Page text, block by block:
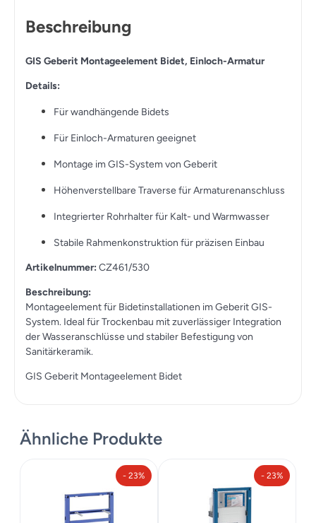
Beschreibung
GIS Geberit Montageelement Bidet, Einloch-Armatur
Details:
Für wandhängende Bidets
Für Einloch-Armaturen geeignet
Montage im GIS-System von Geberit
Höhenverstellbare Traverse für Armaturenanschluss
Integrierter Rohrhalter für Kalt- und Warmwasser
Stabile Rahmenkonstruktion für präzisen Einbau
Artikelnummer: CZ461/530
Beschreibung:
Montageelement für Bidetinstallationen im Geberit GIS-
System. Ideal für Trockenbau mit zuverlässiger Integration
der Wasseranschlüsse und stabiler Befestigung von
Sanitärkeramik.
GIS Geberit Montageelement Bidet
Ähnliche Produkte
- 23% - 23%